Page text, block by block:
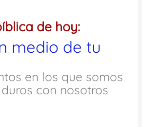
de hoy:
medio de tu
en los que somos
con nosotros